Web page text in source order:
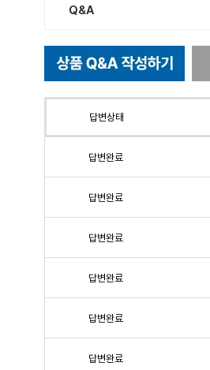
Q&A
답변상태
답변완료
답변완료
답변완료
답변완료
답변완료
답변완료